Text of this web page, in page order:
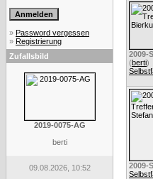
» Password vergessen
» Registrierung
Zufallsbild
2019-0075-AG
berti
09.08.2026, 10:52
2009-
(berti)
2009-